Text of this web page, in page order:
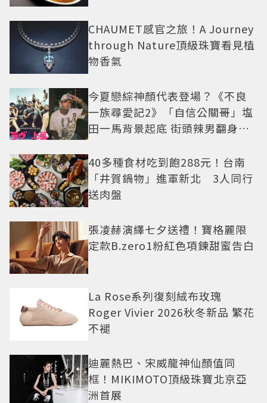
CHAUMET感官之旅！A Journey
through Nature頂級珠寶看見植
物香氣
今夏戀綜神顏代表登場？《不良
一族尋愛記2》「自信公關哥」塩
田一馬背景起底 街頭辣男翻身當
40多種食材吃到飽288元！台南
「井賀鍋物」進軍新北 3人同行
送肉盤
張凌赫演繹七夕送禮！寶格麗限
定款B.zero1粉紅色項鍊甜蜜告白
La Rose系列復刻絨布玫瑰
Roger Vivier 2026秋冬新品 繁花
不褪
迪麗熱巴、宋威龍神仙顏值同
框！MIKIMOTO頂級珠寶北京亞
洲首展